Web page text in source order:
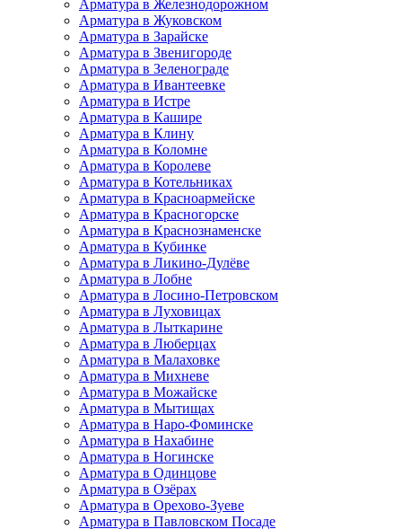
Арматура в Железнодорожном
Арматура в Жуковском
Арматура в Зарайске
Арматура в Звенигороде
Арматура в Зеленограде
Арматура в Ивантеевке
Арматура в Истре
Арматура в Кашире
Арматура в Клину
Арматура в Коломне
Арматура в Королеве
Арматура в Котельниках
Арматура в Красноармейске
Арматура в Красногорске
Арматура в Краснознаменске
Арматура в Кубинке
Арматура в Ликино-Дулёве
Арматура в Лобне
Арматура в Лосино-Петровском
Арматура в Луховицах
Арматура в Лыткарине
Арматура в Люберцах
Арматура в Малаховке
Арматура в Михневе
Арматура в Можайске
Арматура в Мытищах
Арматура в Наро-Фоминске
Арматура в Нахабине
Арматура в Ногинске
Арматура в Одинцове
Арматура в Озёрах
Арматура в Орехово-Зуеве
Арматура в Павловском Посаде